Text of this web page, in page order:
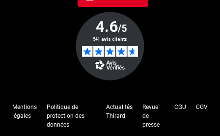
Mentions
légales
Politique de
protection des
données
Actualités
Thirard
Revue
de
presse
CGU CGV